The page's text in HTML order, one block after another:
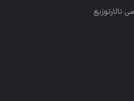
تالارتوزیع